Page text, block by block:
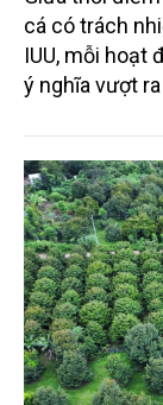
cá có trách
IUU, mỗi hoạt
ý nghĩa vượt
Thạch Lạc